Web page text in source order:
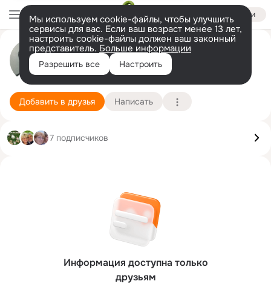
Войти
Мы используем cookie-файлы, чтобы улучшить
сервисы для вас. Если ваш возраст менее 13 лет,
настроить cookie-файлы должен ваш законный
представитель. Больше информации
Разрешить все Настроить
Отто Франк
Мюнхен 1 января (96 лет)
Добавить в друзья Написать
Информация доступна только
друзьям
7 подписчиков